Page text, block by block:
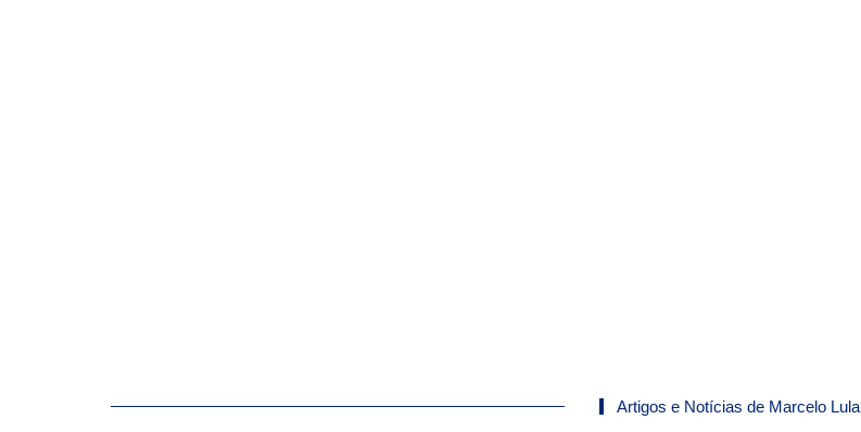
Artigos e Notícias de Marcelo Lula